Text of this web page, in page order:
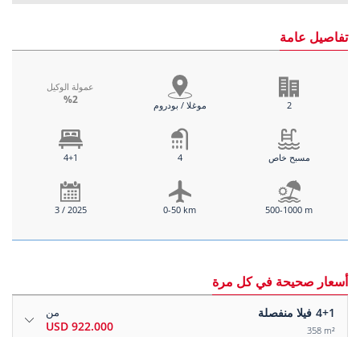
تفاصيل عامة
عمولة الوكيل
%2 موغلا / بودروم 2
4+1 4 مسبح خاص
3 / 2025 0-50 km 500-1000 m
أسعار صحيحة في كل مرة
4+1 فيلا منفصلة
358 m²
من
922.000 USD